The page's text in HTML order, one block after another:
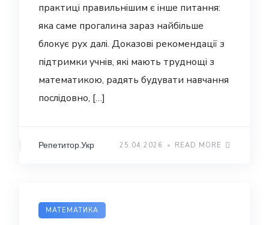
практиці правильнішим є інше питання:
яка саме прогалина зараз найбільше
блокує рух далі. Доказові рекомендації з
підтримки учнів, які мають труднощі з
математикою, радять будувати навчання
послідовно, […]
Репетитор.Укр 25.04.2026 READ MORE
МАТЕМАТИКА